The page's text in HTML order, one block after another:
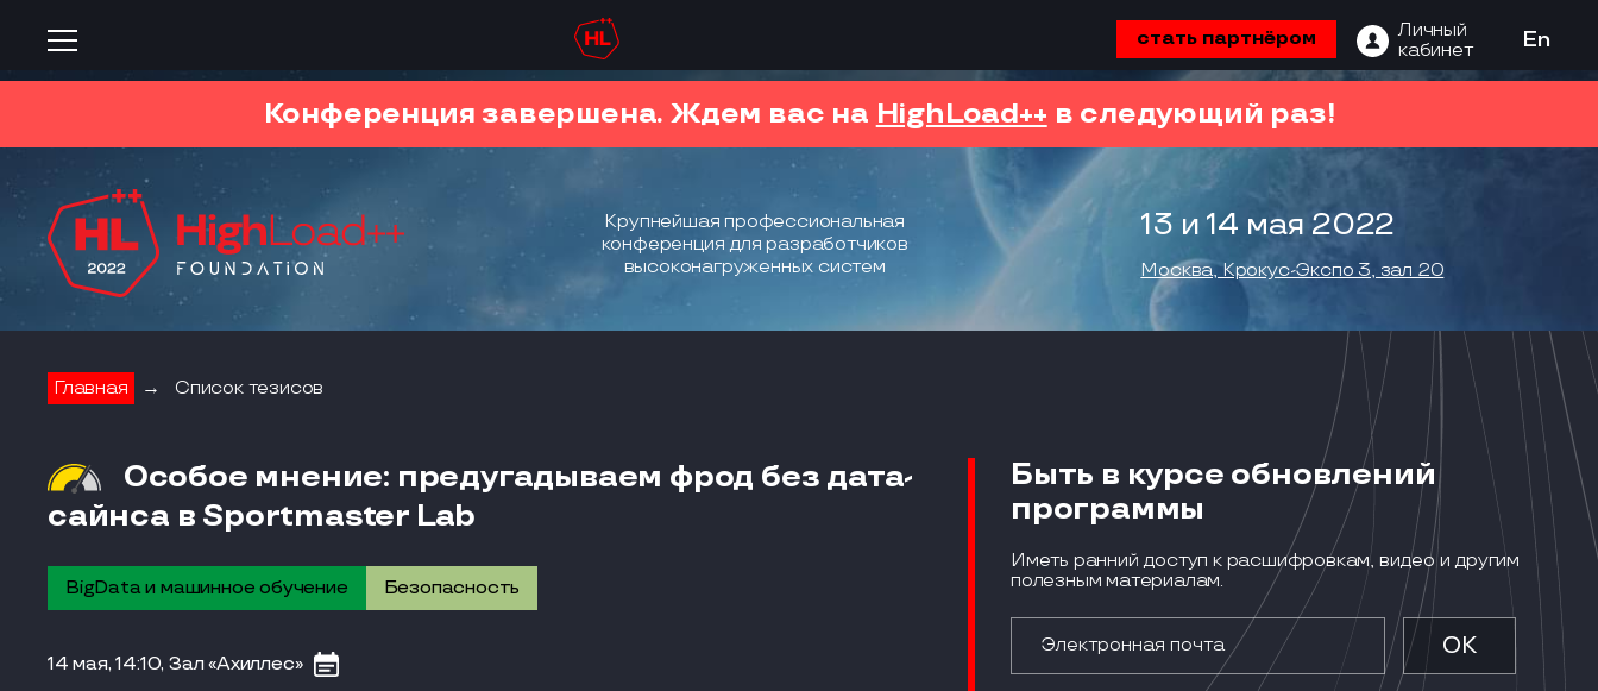
стать партнёром
Личный
кабинет
En
Конференция завершена. Ждем вас на HighLoad++ в следующий раз!
Крупнейшая профессиональная
конференция для разработчиков
высоконагруженных систем
13 и 14 мая 2022
Москва, Крокус-Экспо 3, зал 20
Главная → Список тезисов
Особое мнение: предугадываем фрод без дата-
сайнса в Sportmaster Lab
BigData и машинное обучение Безопасность
14 мая, 14:10, Зал «Ахиллес»
Быть в курсе обновлений
программы
Иметь ранний доступ к расшифровкам, видео и другим
полезным материалам.